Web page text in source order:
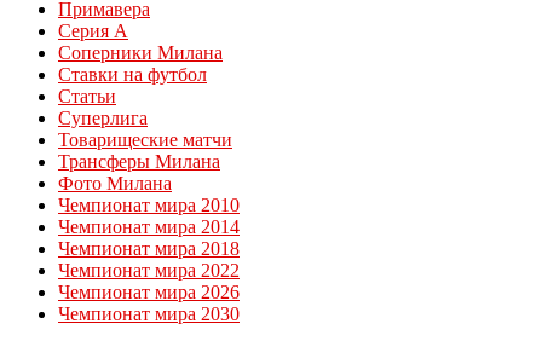
Примавера
Серия А
Соперники Милана
Ставки на футбол
Статьи
Суперлига
Товарищеские матчи
Трансферы Милана
Фото Милана
Чемпионат мира 2010
Чемпионат мира 2014
Чемпионат мира 2018
Чемпионат мира 2022
Чемпионат мира 2026
Чемпионат мира 2030